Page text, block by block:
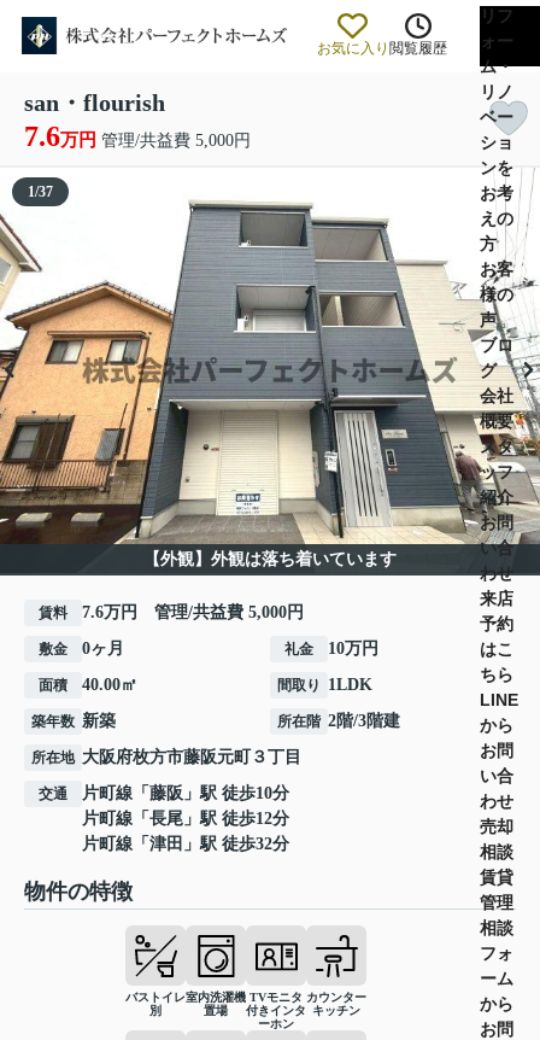
お気に入り 閲覧履歴
リフ
ォー
ム・
リノ
ベー
ショ
ンを
お考
えの
方
お客
様の
声
ブロ
グ
会社
概要
スタ
ッフ
紹介
お問
い合
わせ
来店
予約
はこ
ちら
LINE
から
お問
い合
わせ
売却
相談
賃貸
管理
相談
フォ
ーム
から
お問
san・flourish
7.6万円 管理/共益費 5,000円
【外観】外観は落ち着いています
1/37
賃料 7.6万円 管理/共益費 5,000円
敷金 0ヶ月 礼金 10万円
面積 40.00㎡ 間取り 1LDK
築年数 新築 所在階 2階/3階建
所在地 大阪府枚方市藤阪元町 ３丁目
交通 片町線 「 藤阪 」駅 徒歩10分
片町線 「 長尾 」駅 徒歩12分
片町線 「 津田 」駅 徒歩32分
物件の特徴
バストイレ
別
室内洗濯機
置場
TVモニタ
付きインタ
ーホン
カウンター
キッチン